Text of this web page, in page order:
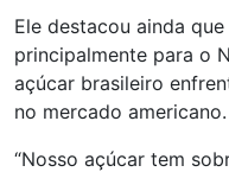
Ele destacou ainda
principalmente para o
açúcar brasileiro
no mercado americano.
“Nosso açúcar tem